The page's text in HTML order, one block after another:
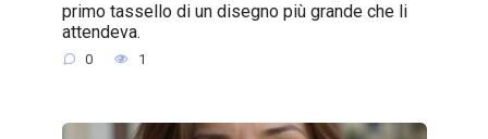
primo tassello di un disegno più grande che li
attendeva.
0 1